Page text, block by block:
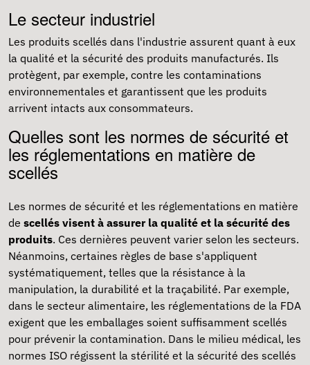
Le secteur industriel
Les produits scellés dans l'industrie assurent quant à eux
la qualité et la sécurité des produits manufacturés. Ils
protègent, par exemple, contre les contaminations
environnementales et garantissent que les produits
arrivent intacts aux consommateurs.
Quelles sont les normes de sécurité et
les réglementations en matière de
scellés
Les normes de sécurité et les réglementations en matière
de scellés visent à assurer la qualité et la sécurité des
produits. Ces dernières peuvent varier selon les secteurs.
Néanmoins, certaines règles de base s'appliquent
systématiquement, telles que la résistance à la
manipulation, la durabilité et la traçabilité. Par exemple,
dans le secteur alimentaire, les réglementations de la FDA
exigent que les emballages soient suffisamment scellés
pour prévenir la contamination. Dans le milieu médical, les
normes ISO régissent la stérilité et la sécurité des scellés